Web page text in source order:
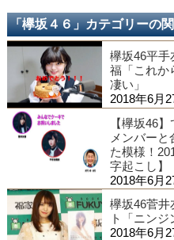
「欅坂４６」カテゴリーの
欅坂46平手
福「これか
凄い」
2018年6月
【欅坂46
メンバー
た模様！
字起こし】
2018年6月
欅坂46菅井
ト「ニンジ
2018年6月